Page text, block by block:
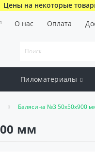
Цены на некоторые
О нас Оплата
Пиломатериалы
Балясина №3 50х50х900
мм